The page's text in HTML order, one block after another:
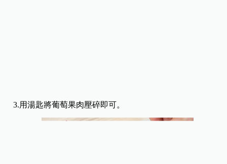
3.用湯匙將葡萄果肉壓碎即可。